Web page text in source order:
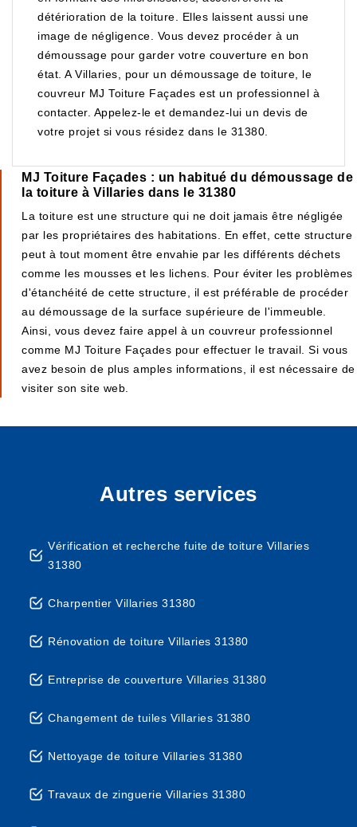
détérioration de la toiture. Elles laissent aussi une
image de négligence. Vous devez procéder à un
démoussage pour garder votre couverture en bon
état. A Villaries, pour un démoussage de toiture, le
couvreur MJ Toiture Façades est un professionnel à
contacter. Appelez-le et demandez-lui un devis de
votre projet si vous résidez dans le 31380.
MJ Toiture Façades : un habitué du démoussage de
la toiture à Villaries dans le 31380
La toiture est une structure qui ne doit jamais être négligée
par les propriétaires des habitations. En effet, cette structure
peut à tout moment être envahie par les différents déchets
comme les mousses et les lichens. Pour éviter les problèmes
d'étanchéité de cette structure, il est préférable de procéder
au démoussage de la surface supérieure de l'immeuble.
Ainsi, vous devez faire appel à un couvreur professionnel
comme MJ Toiture Façades pour effectuer le travail. Si vous
avez besoin de plus amples informations, il est nécessaire de
visiter son site web.
Autres services
Vérification et recherche fuite de toiture Villaries
31380
Charpentier Villaries 31380
Rénovation de toiture Villaries 31380
Entreprise de couverture Villaries 31380
Changement de tuiles Villaries 31380
Nettoyage de toiture Villaries 31380
Travaux de zinguerie Villaries 31380